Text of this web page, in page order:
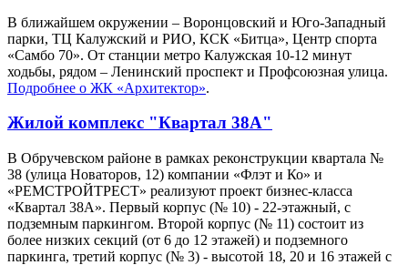
В ближайшем окружении – Воронцовский и Юго-Западный
парки, ТЦ Калужский и РИО, КСК «Битца», Центр спорта
«Самбо 70». От станции метро Калужская 10-12 минут
ходьбы, рядом – Ленинский проспект и Профсоюзная улица.
Подробнее о ЖК «Архитектор».
Жилой комплекс "Квартал 38А"
В Обручевском районе в рамках реконструкции квартала №
38 (улица Новаторов, 12) компании «Флэт и Ко» и
«РЕМСТРОЙТРЕСТ» реализуют проект бизнес-класса
«Квартал 38А». Первый корпус (№ 10) - 22-этажный, с
подземным паркингом. Второй корпус (№ 11) состоит из
более низких секций (от 6 до 12 этажей) и подземного
паркинга, третий корпус (№ 3) - высотой 18, 20 и 16 этажей с